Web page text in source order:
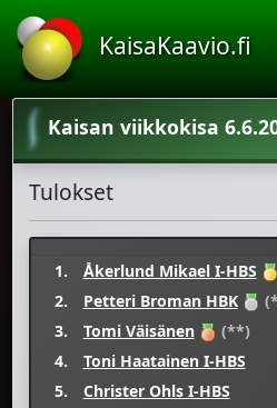
KaisaKaavio.fi
Kaisan viikkokisa
Tulokset
1. Åkerlund Mikael I-HBS
2.
Petteri Broman HBK
3.
Tomi Väisänen (**)
4.
Toni Haatainen I-HBS
5.
Christer Ohls I-HBS